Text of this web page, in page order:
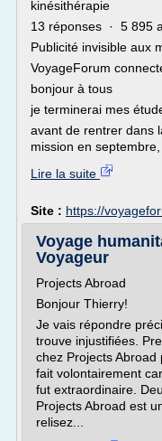
kinésithérapie
13 réponses · 5 895
Publicité invisible aux
VoyageForum
bonjour à tous
je terminerai mes
avant de rentrer dans
mission en
Lire la suite
Site : https://
Voyage
Voyageur
Projects Abroad
Bonjour Thierry!
Je vais répondre
trouve injustifiées.
chez Projects
fait volontairement
fut extraordinaire.
Projects Abroad est
relisez...